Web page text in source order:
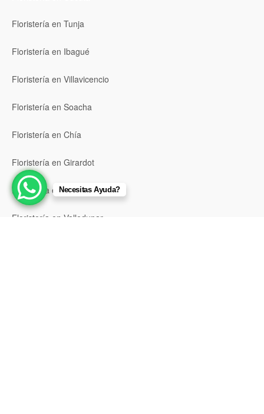
Floristería en Tunja
Floristería en Ibagué
Floristería en Villavicencio
Floristería en Soacha
Floristería en Chía
Floristería en Girardot
Floristería en Santa Marta
Floristería en Valledupar
Necesitas Ayuda?